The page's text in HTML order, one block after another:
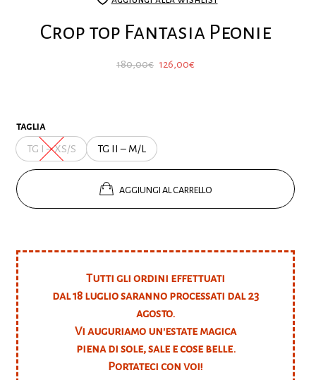
Crop top Fantasia Peonie
180,00€ Il
126,00€
taglia
TG I – XS/S TG II – M/L
AGGIUNGI AL CARRELLO
Tutti gli ordini effettuati
dal 18 luglio saranno processati dal 23
agosto.
Vi auguriamo un'estate magica
piena di sole, sale e cose belle.
Portateci con voi!